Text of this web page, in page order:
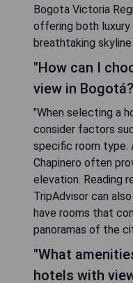
Bogota Victoria
offering both luxury
breathtaking skyline
"How can I
view in
"When selecting a
consider factors
specific room type.
Chapinero often
elevation. Reading
TripAdvisor can
have rooms that
panoramas of the
"What
hotels with